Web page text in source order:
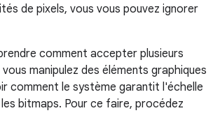
de pixels, vous vous pouvez ignorer
comment accepter plusieurs
manipulez des éléments graphiques
comment le système garantit l'échelle
bitmaps. Pour ce faire, procédez